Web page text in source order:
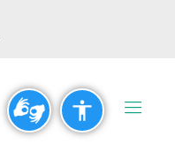
title